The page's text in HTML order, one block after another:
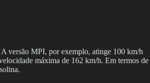
versão MPI, por exemplo, atinge 100 km/h
máxima de 162 km/h. Em termos de